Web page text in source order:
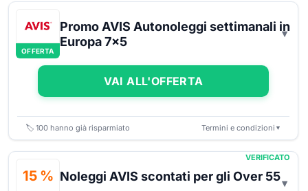
OFFERTA
Promo AVIS Autonoleggi settimanali in
Europa 7x5
VAI ALL'OFFERTA
🏷️ 100 hanno già risparmiato Termini e condizioni ▼
15 %
VERIFICATO
Noleggi AVIS scontati per gli Over 55